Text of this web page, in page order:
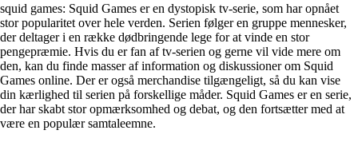
squid games: Squid Games er en dystopisk tv-serie, som har opnået
stor popularitet over hele verden. Serien følger en gruppe mennesker,
der deltager i en række dødbringende lege for at vinde en stor
pengepræmie. Hvis du er fan af tv-serien og gerne vil vide mere om
den, kan du finde masser af information og diskussioner om Squid
Games online. Der er også merchandise tilgængeligt, så du kan vise
din kærlighed til serien på forskellige måder. Squid Games er en serie,
der har skabt stor opmærksomhed og debat, og den fortsætter med at
være en populær samtaleemne.